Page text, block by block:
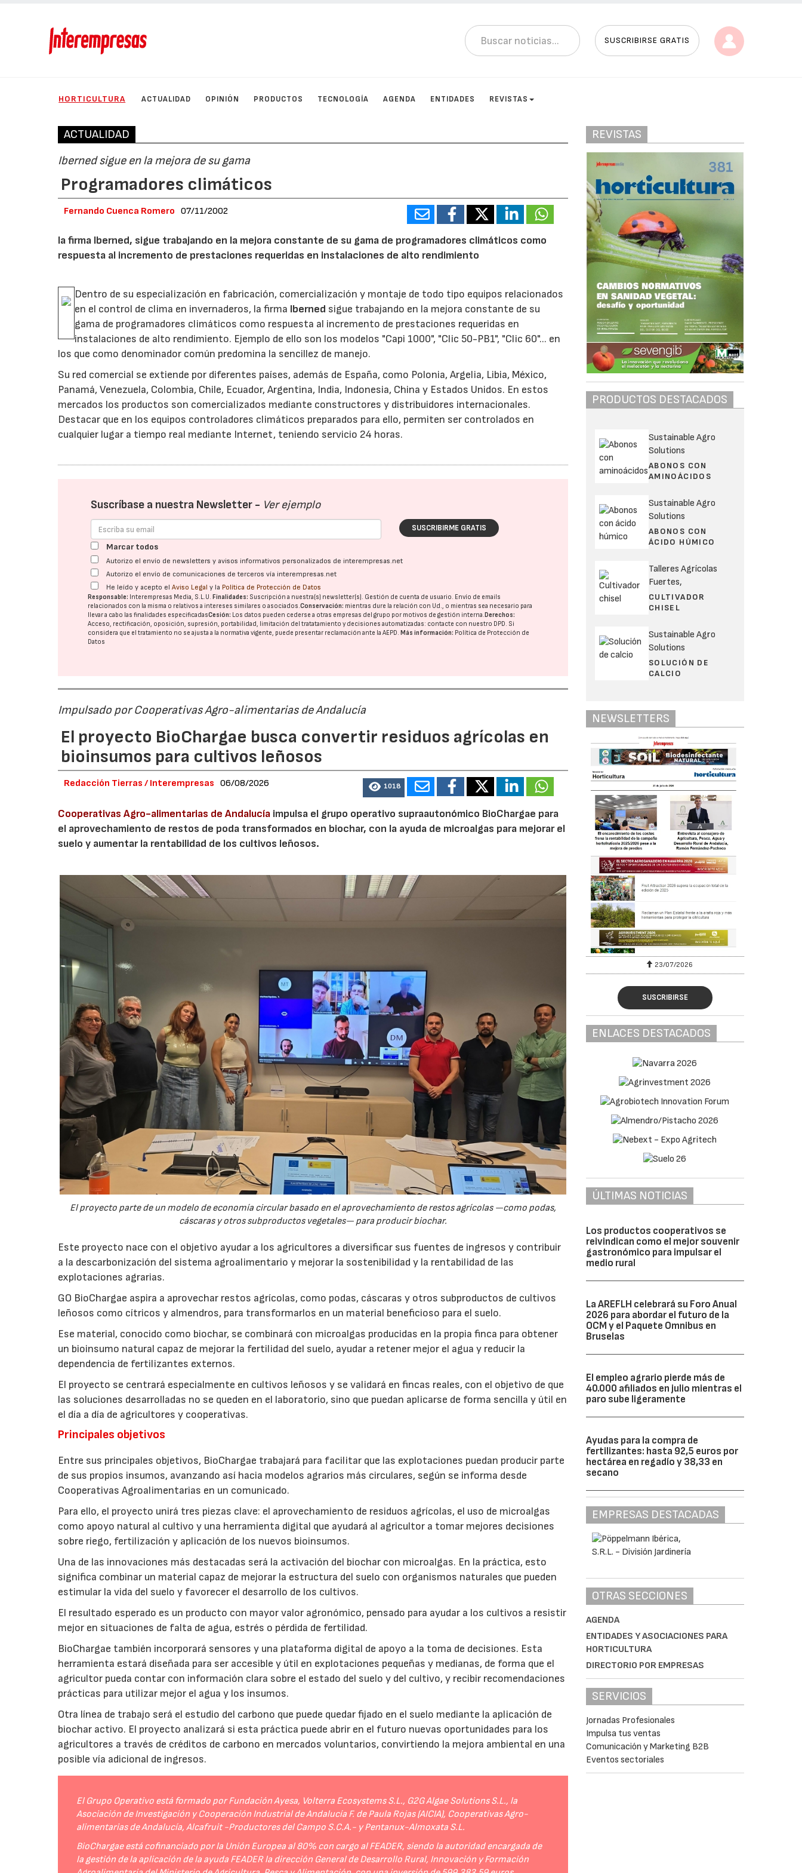
SUSCRIBIRSE GRATIS
HORTICULTURA ACTUALIDAD OPINIÓN PRODUCTOS TECNOLOGÍA AGENDA ENTIDADES REVISTAS
ACTUALIDAD
Iberned sigue en la mejora de su gama
Programadores climáticos
Fernando Cuenca Romero 07/11/2002
la firma Iberned, sigue trabajando en la mejora constante de su gama de programadores climáticos como
respuesta al incremento de prestaciones requeridas en instalaciones de alto rendimiento
Dentro de su especialización en fabricación, comercialización y montaje de todo tipo equipos relacionados
en el control de clima en invernaderos, la firma Iberned sigue trabajando en la mejora constante de su
gama de programadores climáticos como respuesta al incremento de prestaciones requeridas en
instalaciones de alto rendimiento. Ejemplo de ello son los modelos "Capi 1000", "Clic 50-PB1", "Clic 60"... en
los que como denominador común predomina la sencillez de manejo.
Su red comercial se extiende por diferentes países, además de España, como Polonia, Argelia, Libia, México,
Panamá, Venezuela, Colombia, Chile, Ecuador, Argentina, India, Indonesia, China y Estados Unidos. En estos
mercados los productos son comercializados mediante constructores y distribuidores internacionales.
Destacar que en los equipos controladores climáticos preparados para ello, permiten ser controlados en
cualquier lugar a tiempo real mediante Internet, teniendo servicio 24 horas.
Suscríbase a nuestra Newsletter - Ver ejemplo
SUSCRIBIRME GRATIS
Marcar todos
Autorizo el envío de newsletters y avisos informativos personalizados de interempresas.net
Autorizo el envío de comunicaciones de terceros vía interempresas.net
He leído y acepto elAviso Legal y la Política de Protección de Datos
Responsable: Interempresas Media, S.L.U. Finalidades: Suscripción a nuestra(s) newsletter(s). Gestión de cuenta de usuario. Envío de emails
relacionados con la misma o relativos a intereses similares o asociados.Conservación: mientras dure la relación con Ud., o mientras sea necesario para
llevar a cabo las finalidades especificadasCesión: Los datos pueden cederse a otras empresas del grupo por motivos de gestión interna. Derechos:
Acceso, rectificación, oposición, supresión, portabilidad, limitación del tratatamiento y decisiones automatizadas: contacte con nuestro DPD. Si
considera que el tratamiento no se ajusta a la normativa vigente, puede presentar reclamación ante laAEPD. Más información: Política de Protección de
Datos
Impulsado por Cooperativas Agro-alimentarias de Andalucía
El proyecto BioChargae busca convertir residuos agrícolas en
bioinsumos para cultivos leñosos
Redacción Tierras / Interempresas 06/08/2026 1018
Cooperativas Agro-alimentarias de Andalucía impulsa el grupo operativo supraautonómico BioChargae para
el aprovechamiento de restos de poda transformados en biochar, con la ayuda de microalgas para mejorar el
suelo y aumentar la rentabilidad de los cultivos leñosos.
El proyecto parte de un modelo de economía circular basado en el aprovechamiento de restos agrícolas —como podas,
cáscaras y otros subproductos vegetales— para producir biochar.
Este proyecto nace con el objetivo ayudar a los agricultores a diversificar sus fuentes de ingresos y contribuir
a la descarbonización del sistema agroalimentario y mejorar la sostenibilidad y la rentabilidad de las
explotaciones agrarias.
GO BioChargae aspira a aprovechar restos agrícolas, como podas, cáscaras y otros subproductos de cultivos
leñosos como cítricos y almendros, para transformarlos en un material beneficioso para el suelo.
Ese material, conocido como biochar, se combinará con microalgas producidas en la propia finca para obtener
un bioinsumo natural capaz de mejorar la fertilidad del suelo, ayudar a retener mejor el agua y reducir la
dependencia de fertilizantes externos.
El proyecto se centrará especialmente en cultivos leñosos y se validará en fincas reales, con el objetivo de que
las soluciones desarrolladas no se queden en el laboratorio, sino que puedan aplicarse de forma sencilla y útil en
el día a día de agricultores y cooperativas.
Principales objetivos
Entre sus principales objetivos, BioChargae trabajará para facilitar que las explotaciones puedan producir parte
de sus propios insumos, avanzando así hacia modelos agrarios más circulares, según se informa desde
Cooperativas Agroalimentarias en un comunicado.
Para ello, el proyecto unirá tres piezas clave: el aprovechamiento de residuos agrícolas, el uso de microalgas
como apoyo natural al cultivo y una herramienta digital que ayudará al agricultor a tomar mejores decisiones
sobre riego, fertilización y aplicación de los nuevos bioinsumos.
Una de las innovaciones más destacadas será la activación del biochar con microalgas. En la práctica, esto
significa combinar un material capaz de mejorar la estructura del suelo con organismos naturales que pueden
estimular la vida del suelo y favorecer el desarrollo de los cultivos.
El resultado esperado es un producto con mayor valor agronómico, pensado para ayudar a los cultivos a resistir
mejor en situaciones de falta de agua, estrés o pérdida de fertilidad.
BioChargae también incorporará sensores y una plataforma digital de apoyo a la toma de decisiones. Esta
herramienta estará diseñada para ser accesible y útil en explotaciones pequeñas y medianas, de forma que el
agricultor pueda contar con información clara sobre el estado del suelo y del cultivo, y recibir recomendaciones
prácticas para utilizar mejor el agua y los insumos.
Otra línea de trabajo será el estudio del carbono que puede quedar fijado en el suelo mediante la aplicación de
biochar activo. El proyecto analizará si esta práctica puede abrir en el futuro nuevas oportunidades para los
agricultores a través de créditos de carbono en mercados voluntarios, convirtiendo la mejora ambiental en una
posible vía adicional de ingresos.
El Grupo Operativo está formado por Fundación Ayesa, Volterra Ecosystems S.L., G2G Algae Solutions S.L., la
Asociación de Investigación y Cooperación Industrial de Andalucía F. de Paula Rojas (AICIA), Cooperativas Agro-
alimentarias de Andalucía, Alcafruit -Productores del Campo S.C.A.- y Pentanux-Almoxata S.L.
BioChargae está cofinanciado por la Unión Europea al 80% con cargo al FEADER, siendo la autoridad encargada de
la gestión de la aplicación de la ayuda FEADER la dirección General de Desarrollo Rural, Innovación y Formación
REVISTAS
PRODUCTOS DESTACADOS
Sustainable Agro
Solutions
ABONOS CON
AMINOÁCIDOS
Sustainable Agro
Solutions
ABONOS CON
ÁCIDO HÚMICO
Talleres Agrícolas
Fuertes,
CULTIVADOR
CHISEL
Sustainable Agro
Solutions
SOLUCIÓN DE
CALCIO
NEWSLETTERS
23/07/2026
SUSCRIBIRSE
ENLACES DESTACADOS
ÚLTIMAS NOTICIAS
Los productos cooperativos se
reivindican como el mejor souvenir
gastronómico para impulsar el
medio rural
La AREFLH celebrará su Foro Anual
2026 para abordar el futuro de la
OCM y el Paquete Omnibus en
Bruselas
El empleo agrario pierde más de
40.000 afiliados en julio mientras el
paro sube ligeramente
Ayudas para la compra de
fertilizantes: hasta 92,5 euros por
hectárea en regadío y 38,33 en
secano
EMPRESAS DESTACADAS
OTRAS SECCIONES
AGENDA
ENTIDADES Y ASOCIACIONES PARA
HORTICULTURA
DIRECTORIO POR EMPRESAS
SERVICIOS
Jornadas Profesionales
Impulsa tus ventas
Comunicación y Marketing B2B
Eventos sectoriales